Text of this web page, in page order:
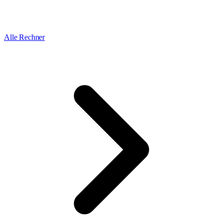
Alle Rechner